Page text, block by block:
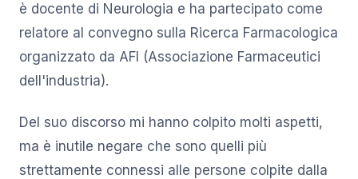
è docente di Neurologia e ha partecipato come
relatore al convegno sulla Ricerca Farmacologica
organizzato da AFI (Associazione Farmaceutici
dell'industria).
Del suo discorso mi hanno colpito molti aspetti,
ma è inutile negare che sono quelli più
strettamente connessi alle persone colpite dalla